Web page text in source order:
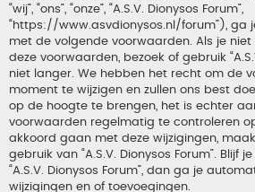
“wij”, “ons”, “onze”, “A.S.V. Dionysos Forum”,
“https://www.asvdionysos.nl/forum”), ga
met de volgende voorwaarden. Als je
deze voorwaarden, bezoek of gebruik
niet langer. We hebben het recht om de
moment te wijzigen en zullen ons best
op de hoogte te brengen, het is echter
voorwaarden regelmatig te controleren
akkoord gaan met deze wijzigingen,
gebruik van “A.S.V. Dionysos Forum”. Blijf
“A.S.V. Dionysos Forum”, dan ga je
wijzigingen en of toevoegingen.